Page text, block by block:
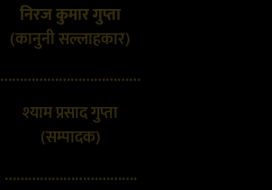
निरज कुमार गुप्ता
(कानुनी सल्लाहकार)
………………………………
श्याम प्रसाद गुप्ता
(सम्पादक)
…………………………….